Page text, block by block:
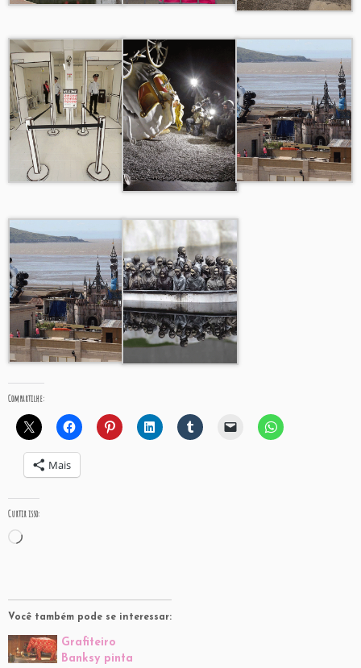
Compartilhe:
Mais
Curtir isso:
Carregando...
Você também pode se interessar:
Grafiteiro
Banksy pinta